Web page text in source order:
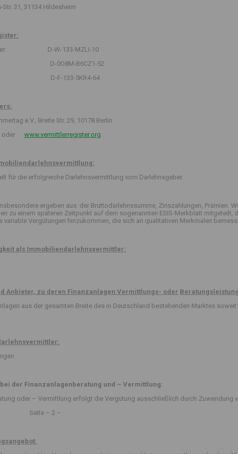
31, 31134 Hildesheim
D-W-133-MZLI-10
D-0O8M-B6CZ1-52
D-F-133-5KR4-64
e.V., Breite Str. 29, 10178 Berlin
oder www.vermittlerregister.org
für die erfolgreiche Darlehnsvermittlung vom Darlehnsgeber.
ergeben aus: der Bruttodarlehnssumme, Zinszahlungen,
zu einem späteren Zeitpunkt auf dem sogenannten ESIS-Merkblatt
Vergütungen hinzukommen, die sich an qualitativen Merkmalen
als Immobiliendarlehnsvermittler:
Anbieter, zu deren Finanzanlagen Vermittlungs- oder
aus der gesamten Breite des in Deutschland bestehenden Marktes
der Finanzanlagenberatung und – Vermittlung:
oder – Vermittlung erfolgt die Vergütung ausschließlich durch Zuwendung
– 2 –